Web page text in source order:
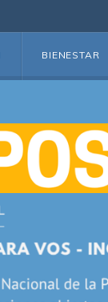
BIENESTAR